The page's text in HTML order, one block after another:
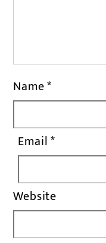
Name*
Email*
Website